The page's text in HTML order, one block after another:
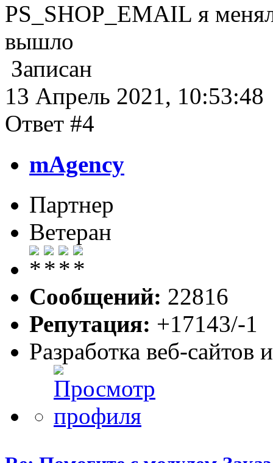
PS_SHOP_EMAIL я
вышло
Записан
13 Апрель 2021, 10:53:48
Ответ #4
mAgency
Партнер
Ветеран
Сообщений: 22816
Репутация: +17143/-1
Разработка веб-